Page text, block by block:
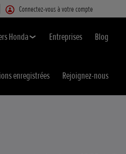
Connectez-vous à votre compte
Honda Entreprises Blog
enregistrées Rejoignez-nous